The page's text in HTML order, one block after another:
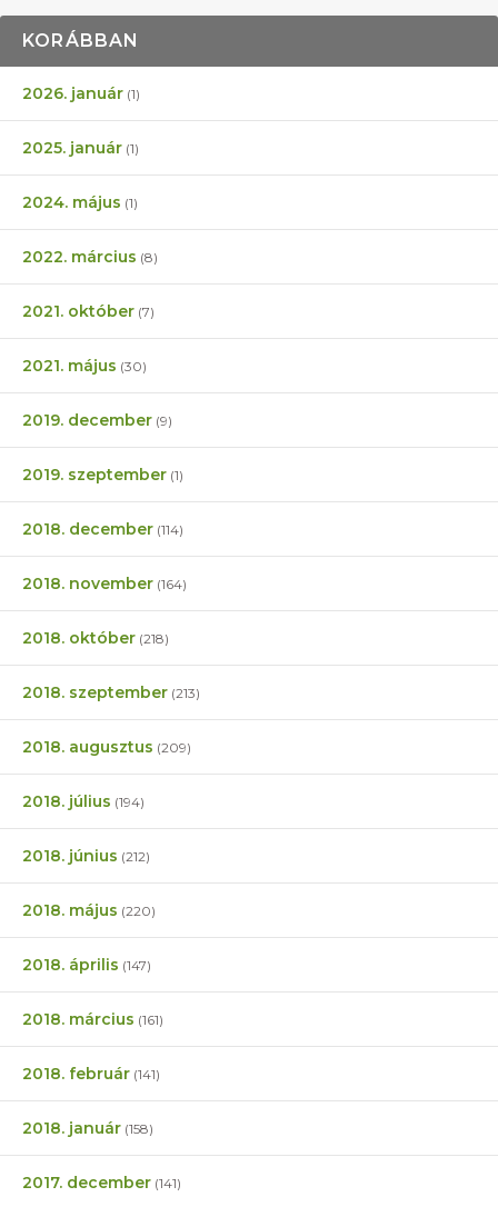
KORÁBBAN
2026. január (1)
2025. január (1)
2024. május (1)
2022. március (8)
2021. október (7)
2021. május (30)
2019. december (9)
2019. szeptember (1)
2018. december (114)
2018. november (164)
2018. október (218)
2018. szeptember (213)
2018. augusztus (209)
2018. július (194)
2018. június (212)
2018. május (220)
2018. április (147)
2018. március (161)
2018. február (141)
2018. január (158)
2017. december (141)